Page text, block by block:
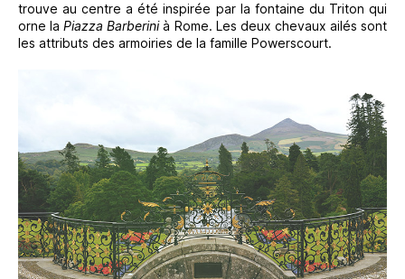
trouve au centre a été inspirée par la fontaine du Triton qui
orne laPiazza Barberinià Rome. Les deux chevaux ailés sont
les attributs des armoiries de la famille Powerscourt.